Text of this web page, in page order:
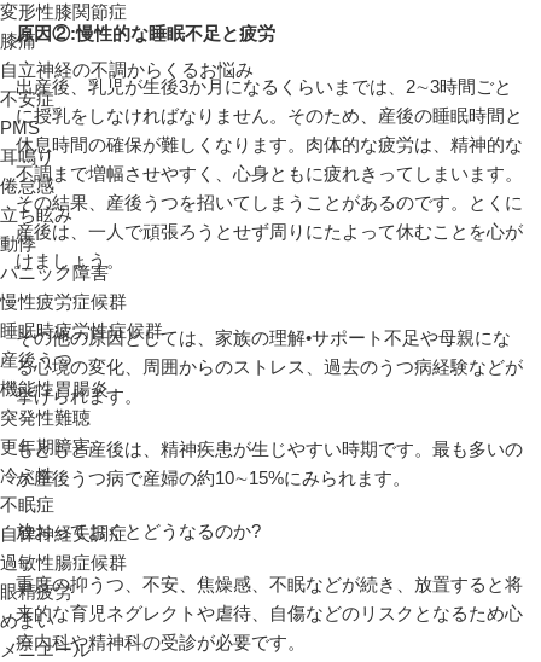
変形性膝関節症
膝痛
自立神経の不調からくるお悩み
不安症
PMS
耳鳴り
倦怠感
立ち眩み
動悸
パニック障害
慢性疲労症候群
睡眠時疲労性症候群
産後うつ
機能性胃腸炎
突発性難聴
更年期障害
冷え性
不眠症
自律神経失調症
過敏性腸症候群
眼精疲労
めまい
メニエール
原因②:慢性的な睡眠不足と疲労
出産後、乳児が生後3か月になるくらいまでは、2∼3時間ごと
に授乳をしなければなりません。そのため、産後の睡眠時間と
休息時間の確保が難しくなります。肉体的な疲労は、精神的な
不調まで増幅させやすく、心身ともに疲れきってしまいます。
その結果、産後うつを招いてしまうことがあるのです。とくに
産後は、一人で頑張ろうとせず周りにたよって休むことを心が
けましょう。
その他の原因としては、家族の理解•サポート不足や母親にな
る心境の変化、周囲からのストレス、過去のうつ病経験などが
挙げられます。
もともと産後は、精神疾患が生じやすい時期です。最も多いの
が産後うつ病で産婦の約10∼15%にみられます。
放おっておくとどうなるのか?
重度の抑うつ、不安、焦燥感、不眠などが続き、放置すると将
来的な育児ネグレクトや虐待、自傷などのリスクとなるため心
療内科や精神科の受診が必要です。